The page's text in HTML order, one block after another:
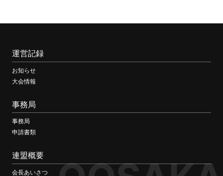
運営記録
お知らせ
大会情報
事務局
事務局
申請書類
連盟概要
会長あいさつ